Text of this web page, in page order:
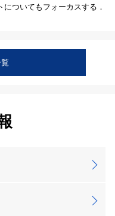
ついてもフォーカスする．